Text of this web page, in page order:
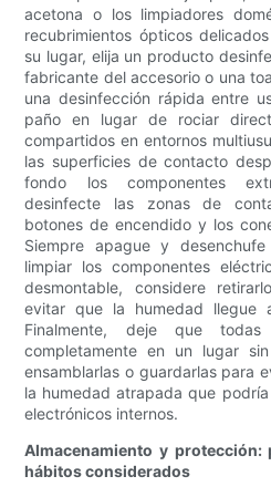
acetona o los limpiadores
recubrimientos ópticos
su lugar, elija un producto
fabricante del accesorio o una
una desinfección rápida entre
paño en lugar de rociar
compartidos en entornos
las superficies de contacto
fondo los componentes
desinfecte las zonas de
botones de encendido y los
Siempre apague y
limpiar los componentes
desmontable, considere
evitar que la humedad llegue
Finalmente, deje que
completamente en un lugar
ensamblarlas o guardarlas para
la humedad atrapada que
electrónicos internos.
Almacenamiento y
hábitos considerados